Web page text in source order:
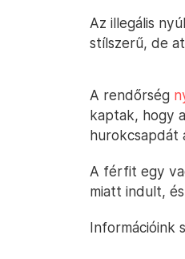
Az illegális
stílszerű, de
A rendőrség
kaptak, hogy
hurokcsapdát
A férfit egy
miatt indult,
Információink